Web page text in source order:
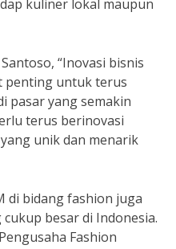
kuliner lokal maupun
“Inovasi bisnis
penting untuk terus
pasar yang semakin
terus berinovasi
unik dan menarik
di bidang fashion juga
besar di Indonesia.
Fashion